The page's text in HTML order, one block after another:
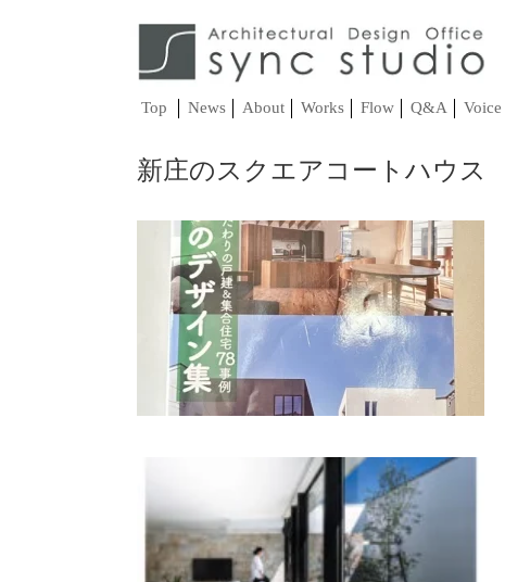
Top News About Works Flow Q&A Voice
新庄のスクエアコートハウス